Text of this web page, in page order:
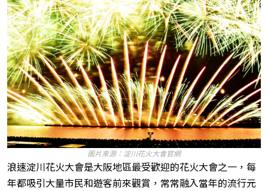
圖片來源：淀川花火大會官網
浪速淀川花火大會是大阪地區最受歡迎的花火大會之一，每
年都吸引大量市民和遊客前來觀賞，常常融入當年的流行元